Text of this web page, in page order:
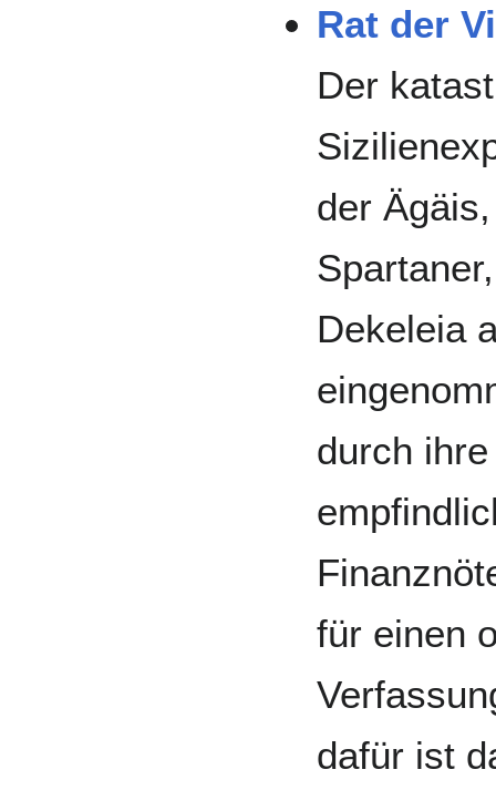
Rat der
Der
der
Dekeleia
durch
für einen
dafür ist